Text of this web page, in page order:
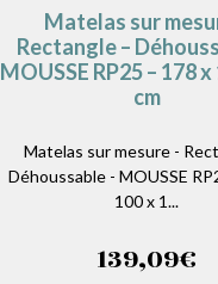
Matelas sur
Rectangle –
MOUSSE RP25 – 178
cm
Matelas sur mesure -
Déhoussable - MOUSSE
100 x 1...
139,09€